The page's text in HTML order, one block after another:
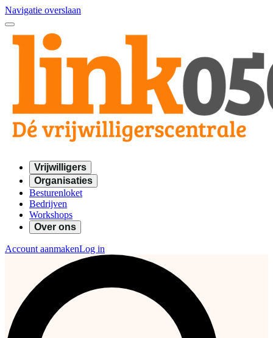
Navigatie overslaan
Vrijwilligers
Organisaties
Besturenloket
Bedrijven
Workshops
Over ons
Account aanmakenLog in